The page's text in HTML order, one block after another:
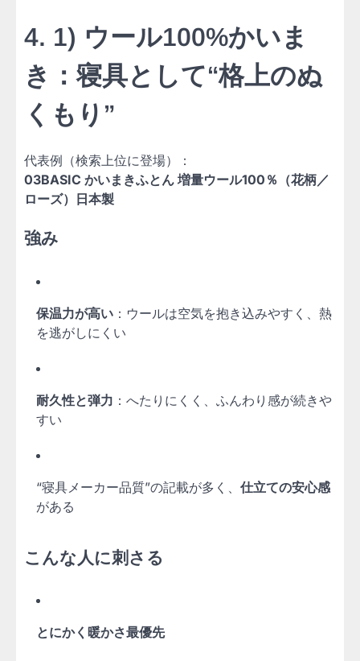
4. 1) ウール100%かいま
き：寝具として“格上のぬ
くもり”
代表例（検索上位に登場）：
03BASIC かいまきふとん 増量ウール100％（花柄／
ローズ）日本製
強み
保温力が高い ：ウールは空気を抱き込みやすく、熱
を逃がしにくい
耐久性と弾力 ：へたりにくく、ふんわり感が続きや
すい
“寝具メーカー品質”の記載が多く、 仕立ての安心感
がある
こんな人に刺さる
とにかく暖かさ最優先